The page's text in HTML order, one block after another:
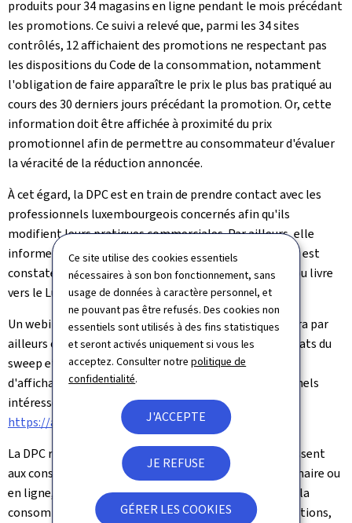
Ce site utilise des cookies essentiels
nécessaires à son bon fonctionnement, sans
usage de données à caractère personnel, et
ne pouvant pas être refusés. Des cookies non
essentiels sont utilisés à des fins statistiques
et seront activés uniquement si vous les
acceptez. Consulter notrepolitique de
confidentialité.
J'ACCEPTE
JE REFUSE
GÉRER LES COOKIES
produits pour 34 magasins en ligne pendant le mois précédant
les promotions. Ce suivi a relevé que, parmi les 34 sites
contrôlés, 12 affichaient des promotions ne respectant pas
les dispositions du Code de la consommation, notamment
l'obligation de faire apparaître le prix le plus bas pratiqué au
cours des 30 derniers jours précédant la promotion. Or, cette
information doit être affichée à proximité du prix
promotionnel afin de permettre au consommateur d'évaluer
la véracité de la réduction annoncée.
À cet égard, la DPC est en train de prendre contact avec les
professionnels luxembourgeois concernés afin qu'ils
modifient leurs pratiques commerciales. Par ailleurs, elle
informera les autorités des autres pays si un problème est
constaté pour un professionnel étranger qui vend au, ou livre
vers le Luxembourg.
Un webinaire destiné aux professionnels intéressés sera par
ailleurs organisé le 29 avril, afin de présenter les constats du
sweepet de rappeler les bonnes pratiques en matière
d'affichage des prix et des promotions. Les professionnels
intéressés pourront s'inscrire sous le lien suivant:
https://arcg.is/1i1Gvj2
La DPC rappelle que tous les professionnels qui s'adressent
aux consommateurs, que ce soit en commerce stationnaire ou
en ligne, doivent respecter les dispositions du Code de la
consommation. Pour les accompagner dans ces obligations,